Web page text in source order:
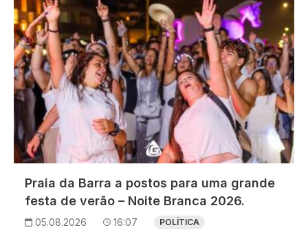
Praia da Barra a postos para uma grande
festa de verão – Noite Branca 2026.
05.08.2026 16:07 POLÍTICA